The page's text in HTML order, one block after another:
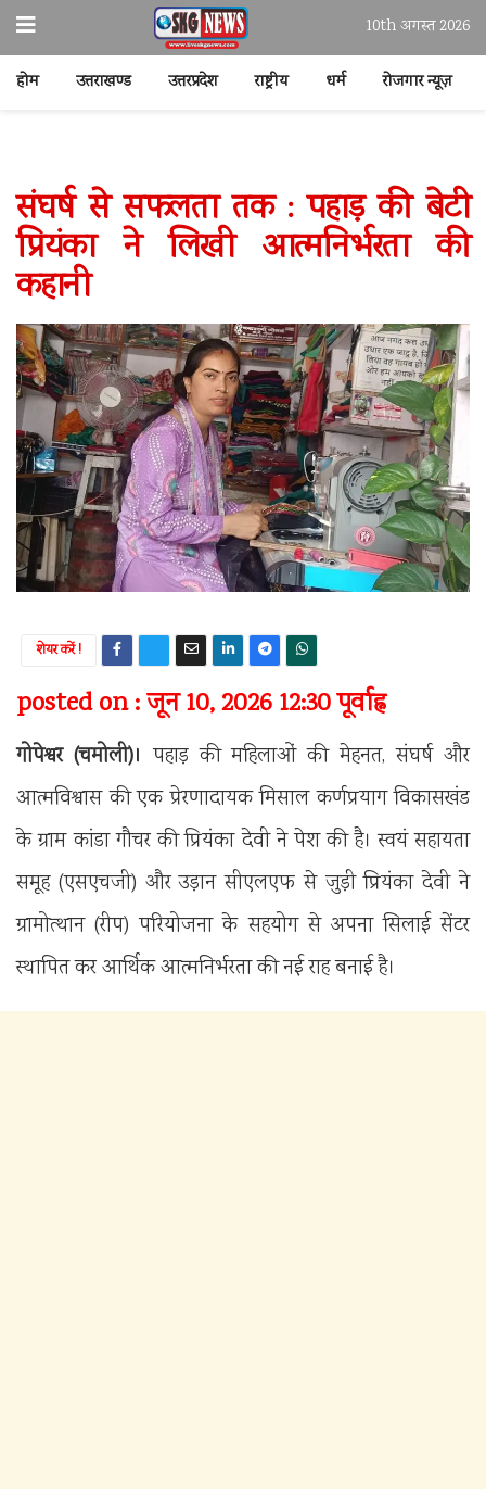
10th अगस्त 2026
होम उत्तराखण्ड उत्तरप्रदेश राष्ट्रीय धर्म रोजगार न्यूज़
संघर्ष से सफलता तक : पहाड़ की बेटी
प्रियंका ने लिखी आत्मनिर्भरता की
कहानी
शेयर करें !
posted on : जून 10, 2026 12:30 पूर्वाह्न
गोपेश्वर (चमोली)। पहाड़ की महिलाओं की मेहनत, संघर्ष और
आत्मविश्वास की एक प्रेरणादायक मिसाल कर्णप्रयाग विकासखंड
के ग्राम कांडा गौचर की प्रियंका देवी ने पेश की है। स्वयं सहायता
समूह (एसएचजी) और उड़ान सीएलएफ से जुड़ी प्रियंका देवी ने
ग्रामोत्थान (रीप) परियोजना के सहयोग से अपना सिलाई सेंटर
स्थापित कर आर्थिक आत्मनिर्भरता की नई राह बनाई है।